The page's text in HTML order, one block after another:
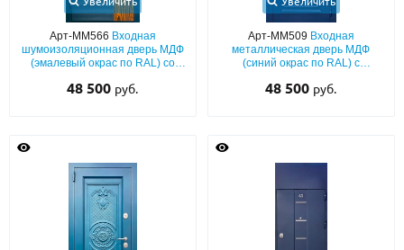
Арт-ММ566 Входная
шумоизоляционная дверь МДФ
(эмалевый окрас по RAL) со
шпона
48 500 руб.
Арт-ММ509 Входная
металлическая дверь МДФ
(синий окрас по RAL) с
верхней вставкой и кнокером
48 500 руб.